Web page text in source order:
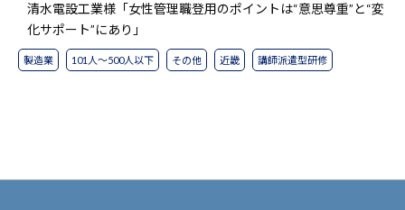
清水電設工業様「女性管理職登用のポイントは“意思尊重”と“変
化サポート”にあり」
製造業 101人～500人以下 その他 近畿 講師派遣型研修